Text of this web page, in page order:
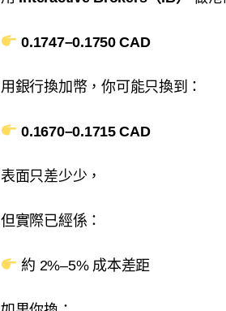
0.1747–0.1750 CAD
用銀行換加幣，你可能只換到：
0.1670–0.1715 CAD
表面只差少少，
但實際已經係：
約 2%–5% 成本差距